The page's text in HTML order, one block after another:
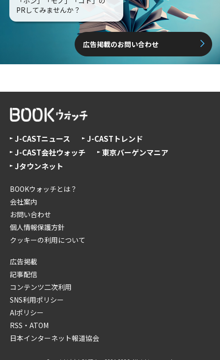
PRしてみませんか？
広告掲載のお問い合わせ
J-CASTニュース
J-CASTトレンド
J-CAST会社ウォッチ
東京バーゲンマニア
Jタウンネット
BOOKウォッチとは？
会社案内
お問い合わせ
個人情報保護方針
クッキーの利用について
広告掲載
記事配信
コンテンツ二次利用
SNS利用ポリシー
AIポリシー
RSS・ATOM
日本インターネット報道協会